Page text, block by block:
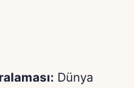
Dünya